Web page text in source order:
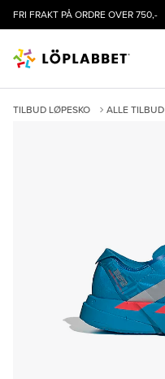
FRI FRAKT PÅ ORDRE OVER 750,-
TILBUD LØPESKO ALLE TILBUD